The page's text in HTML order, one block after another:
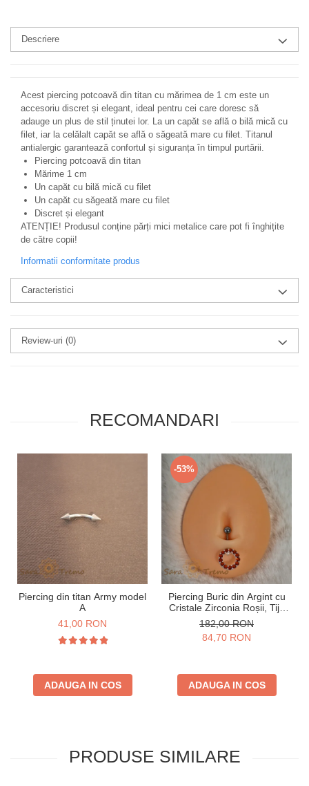
Descriere
Acest piercing potcoavă din titan cu mărimea de 1 cm este un
accesoriu discret și elegant, ideal pentru cei care doresc să
adauge un plus de stil ținutei lor. La un capăt se află o bilă mică cu
filet, iar la celălalt capăt se află o săgeată mare cu filet. Titanul
antialergic garantează confortul și siguranța în timpul purtării.
Piercing potcoavă din titan
Mărime 1 cm
Un capăt cu bilă mică cu filet
Un capăt cu săgeată mare cu filet
Discret și elegant
ATENȚIE! Produsul conține părți mici metalice care pot fi înghițite
de către copii!
Informatii conformitate produs
Caracteristici
Review-uri (0)
RECOMANDARI
Piercing din titan Army model
A
41,00 RON
ADAUGA IN COS
-53%
Piercing Buric din Argint cu
Cristale Zirconia Roșii, Tijă
Groasă
182,00 RON
84,70 RON
ADAUGA IN COS
PRODUSE SIMILARE